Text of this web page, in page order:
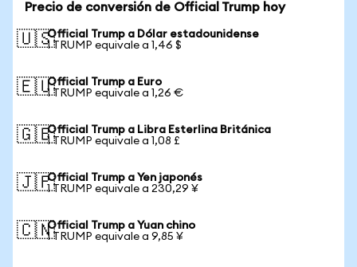
Precio de conversión de Official Trump hoy
🇺🇸Official Trump a Dólar estadounidense
1 TRUMP equivale a 1,46 $
🇪🇺Official Trump a Euro
1 TRUMP equivale a 1,26 €
🇬🇧Official Trump a Libra Esterlina Británica
1 TRUMP equivale a 1,08 £
🇯🇵Official Trump a Yen japonés
1 TRUMP equivale a 230,29 ¥
🇨🇳Official Trump a Yuan chino
1 TRUMP equivale a 9,85 ¥